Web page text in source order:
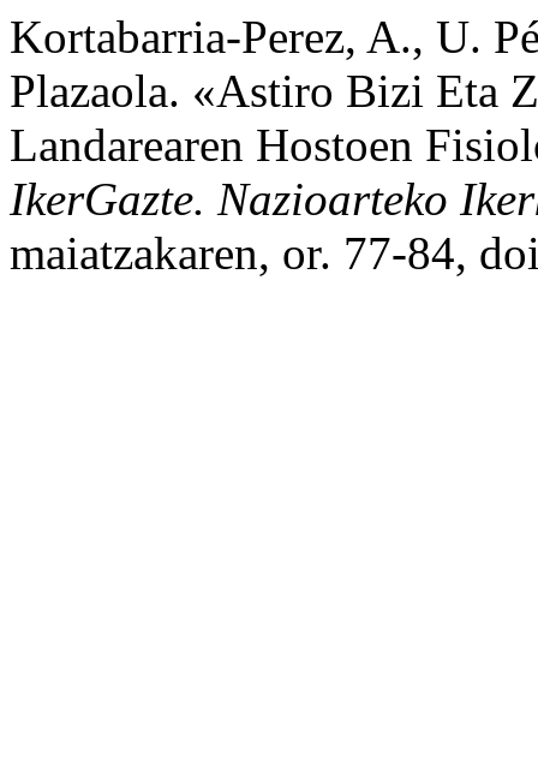
Kortabarria-Perez, A., U.
Plazaola. «Astiro Bizi Eta
Landarearen Hostoen
IkerGazte. Nazioarteko
maiatzakaren, or. 77-84,